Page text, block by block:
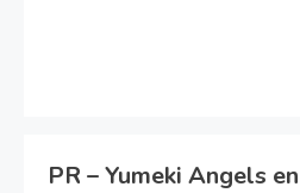
PR – Yumeki Angels